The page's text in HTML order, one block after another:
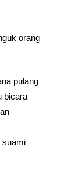
orang
pulang
bicara
suami